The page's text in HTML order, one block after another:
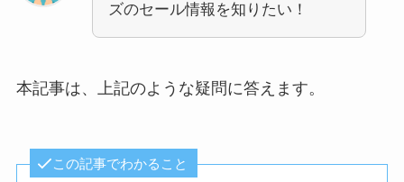
ズのセール情報を知りたい！
本記事は、上記のような疑問に答えます。
この記事でわかること